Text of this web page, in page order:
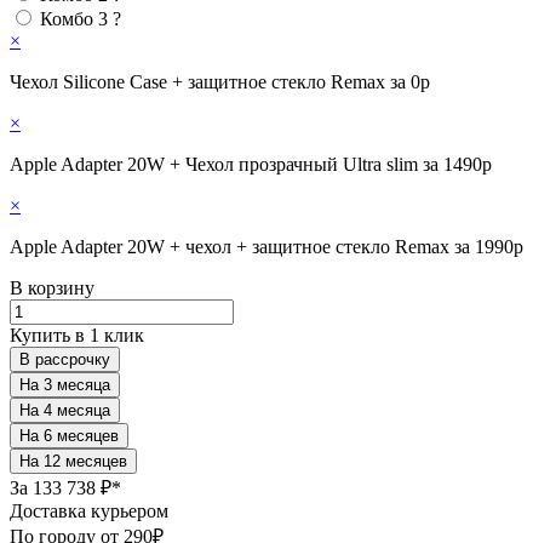
Комбо 3 ?
×
Чехол Silicone Case + защитное стекло Remax за 0р
×
Apple Adapter 20W + Чехол прозрачный Ultra slim за 1490р
×
Apple Adapter 20W + чехол + защитное стекло Remax за 1990р
В корзину
Купить в 1 клик
В рассрочку
За 133 738 ₽*
Доставка курьером
По городу от 290₽